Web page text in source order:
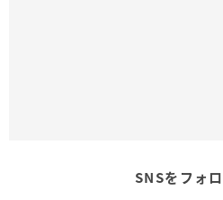
SNSをフォ